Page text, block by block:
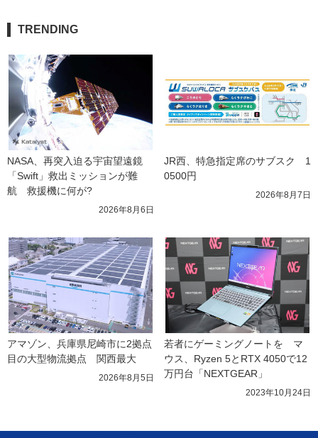
TRENDING
NASA、再突入迫る宇宙望遠鏡
「Swift」救出ミッションが難
航　救援機に何が?
2026年8月6日
JR西、特急指定席のサブスク　1
0500円
2026年8月7日
アマゾン、兵庫県尼崎市に2拠点
目の大型物流拠点　関西最大
2026年8月5日
若者にゲーミングノートを　マ
ウス、Ryzen 5とRTX 4050で12
万円台「NEXTGEAR」
2023年10月24日